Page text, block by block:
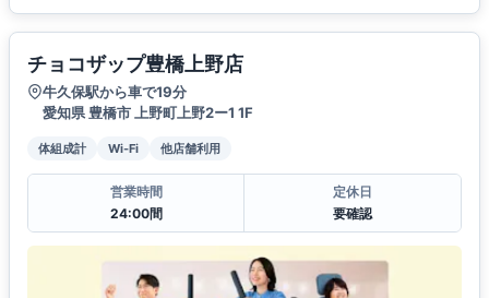
チョコザップ豊橋上野店
牛久保駅から車で19分
愛知県 豊橋市 上野町上野2ー1 1F
体組成計 Wi-Fi 他店舗利用
営業時間
24:00間
定休日
要確認